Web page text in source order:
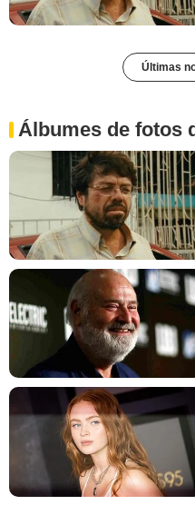
Últimas
Álbumes de fotos